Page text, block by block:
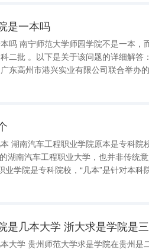
是一本吗
普通本科高
南宁师范大学师
东高州市港兴实业有限公司联合举办
分，
南汽车工程职业大学，也并非传统意义上
学院是专科院校，“几本”是针对本科
技术学院，2013年更名为湖南汽车工程职业
是几本大学 浙大求是学院是
在其他一些省份